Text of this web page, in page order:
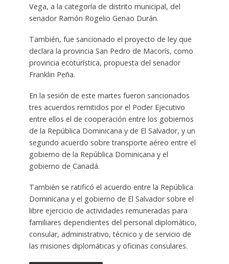
Vega, a la categoría de distrito municipal, del
senador Ramón Rogelio Genao Durán.
También, fue sancionado el proyecto de ley que
declara la provincia San Pedro de Macorís, como
provincia ecoturística, propuesta del senador
Franklin Peña.
En la sesión de este martes fueron sancionados
tres acuerdos remitidos por el Poder Ejecutivo
entre ellos el de cooperación entre los gobiernos
de la República Dominicana y de El Salvador, y un
segundo acuerdo sobre transporte aéreo entre el
gobierno de la República Dominicana y el
gobierno de Canadá.
También se ratificó el acuerdo entre la República
Dominicana y el gobierno de El Salvador sobre el
libre ejercicio de actividades remuneradas para
familiares dependientes del personal diplomático,
consular, administrativo, técnico y de servicio de
las misiones diplomáticas y oficinas consulares.